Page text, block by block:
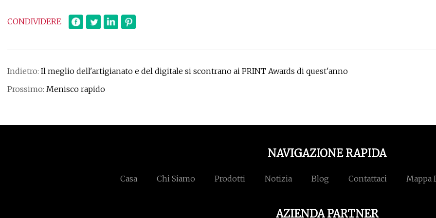
CONDIVIDERE
Indietro: Il meglio dell'artigianato e del digitale si scontrano ai PRINT Awards di quest'anno
Prossimo: Menisco rapido
NAVIGAZIONE RAPIDA
Casa Chi Siamo Prodotti Notizia Blog Contattaci Mappa
AZIENDA PARTNER